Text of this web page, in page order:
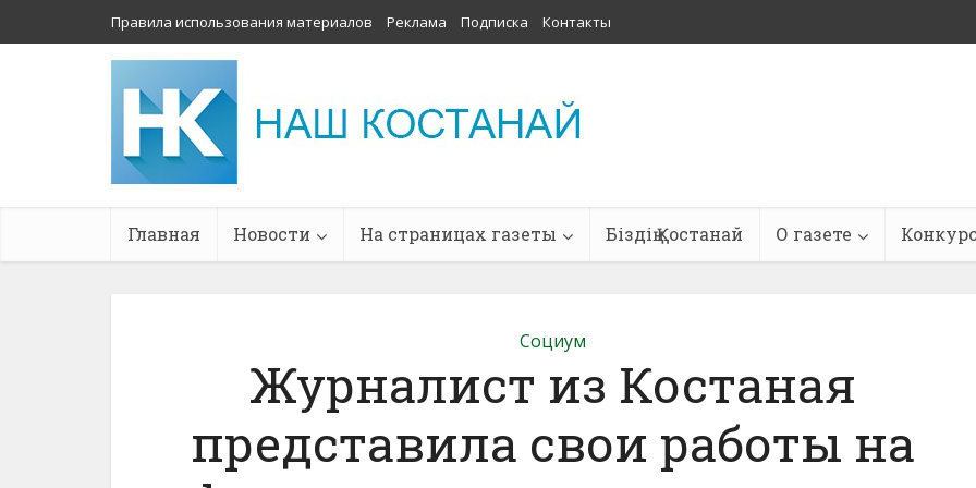
Правила использования материалов Реклама Подписка Контакты
Главная Новости На страницах газеты Біздің Қостанай О газете
Социум
Журналист из Костаная
представила свои работы на